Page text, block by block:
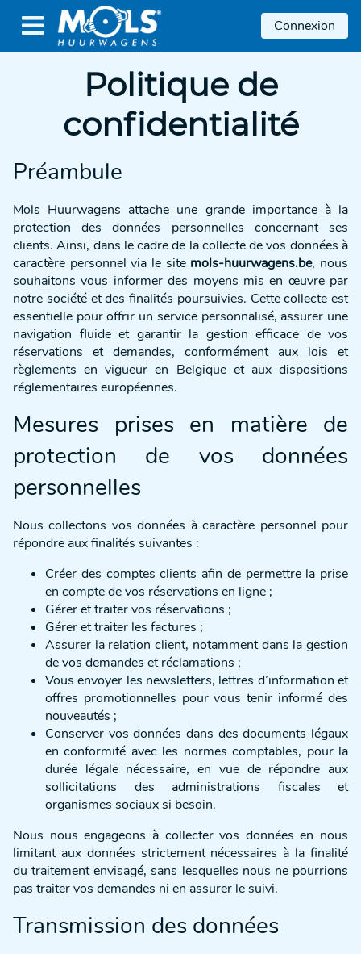
 Connexion
Politique de
confidentialité
Préambule
Mols Huurwagens attache une grande importance à la
protection des données personnelles concernant ses
clients. Ainsi, dans le cadre de la collecte de vos données à
caractère personnel via le site mols-huurwagens.be, nous
souhaitons vous informer des moyens mis en œuvre par
notre société et des finalités poursuivies. Cette collecte est
essentielle pour offrir un service personnalisé, assurer une
navigation fluide et garantir la gestion efficace de vos
réservations et demandes, conformément aux lois et
règlements en vigueur en Belgique et aux dispositions
réglementaires européennes.
Mesures prises en matière de
protection de vos données
personnelles
Nous collectons vos données à caractère personnel pour
répondre aux finalités suivantes :
Créer des comptes clients afin de permettre la prise
en compte de vos réservations en ligne ;
Gérer et traiter vos réservations ;
Gérer et traiter les factures ;
Assurer la relation client, notamment dans la gestion
de vos demandes et réclamations ;
Vous envoyer les newsletters, lettres d’information et
offres promotionnelles pour vous tenir informé des
nouveautés ;
Conserver vos données dans des documents légaux
en conformité avec les normes comptables, pour la
durée légale nécessaire, en vue de répondre aux
sollicitations des administrations fiscales et
organismes sociaux si besoin.
Nous nous engageons à collecter vos données en nous
limitant aux données strictement nécessaires à la finalité
du traitement envisagé, sans lesquelles nous ne pourrions
pas traiter vos demandes ni en assurer le suivi.
Transmission des données